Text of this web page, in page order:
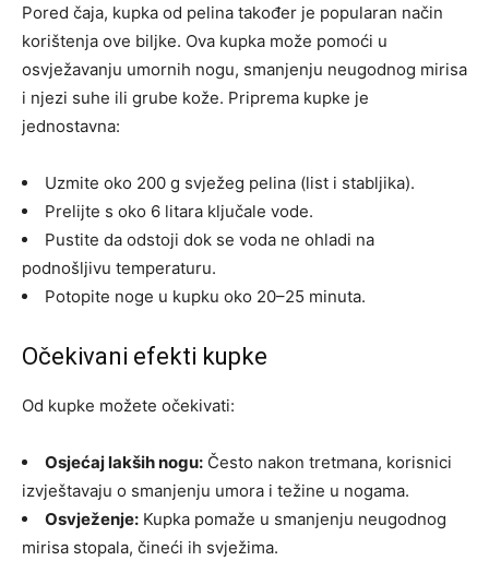
Pored čaja, kupka od pelina također je popularan način
korištenja ove biljke. Ova kupka može pomoći u
osvježavanju umornih nogu, smanjenju neugodnog mirisa
i njezi suhe ili grube kože. Priprema kupke je
jednostavna:
Uzmite oko 200 g svježeg pelina (list i stabljika).
Prelijte s oko 6 litara ključale vode.
Pustite da odstoji dok se voda ne ohladi na
podnošljivu temperaturu.
Potopite noge u kupku oko 20–25 minuta.
Očekivani efekti kupke
Od kupke možete očekivati:
Osjećaj lakših nogu: Često nakon tretmana, korisnici
izvještavaju o smanjenju umora i težine u nogama.
Osvježenje: Kupka pomaže u smanjenju neugodnog
mirisa stopala, čineći ih svježima.